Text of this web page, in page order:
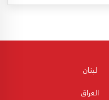
لبنان
العراق